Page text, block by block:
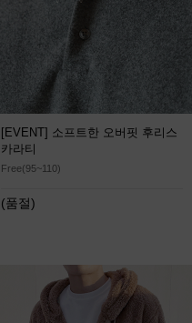
[EVENT] 소프트한 오버핏 후리스
카라티
Free(95~110)
(품절)